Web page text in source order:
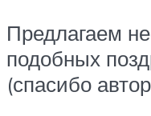
Предлагаем
подобных
(спасибо